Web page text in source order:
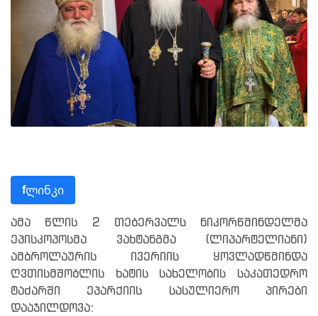
fლინკი
ამა წლის 2 თებერვალს ნიკორწმინდელმა
ეპისკოპოსმა ვახტანგმა (ლიპარტელიანი)
ამბროლაურის ივერიის ყოვლადწმინდა
ღვთისმშობლის ხატის სახელობის საკათედრო
ტაძარში ეპარქიის სასულიერო პირები
დააჯილდოვა: